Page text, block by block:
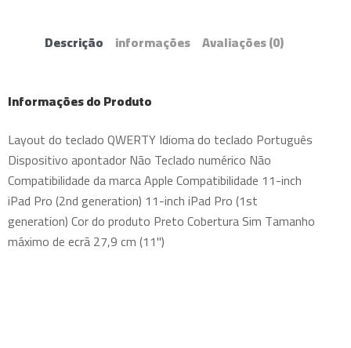
Descrição informações Avaliações(0)
Informações do Produto
Layout do teclado QWERTY Idioma do teclado Português
Dispositivo apontador Não Teclado numérico Não
Compatibilidade da marca Apple Compatibilidade 11-inch
iPad Pro (2nd generation) 11-inch iPad Pro (1st
generation) Cor do produto Preto Cobertura Sim Tamanho
máximo de ecrã 27,9 cm (11")